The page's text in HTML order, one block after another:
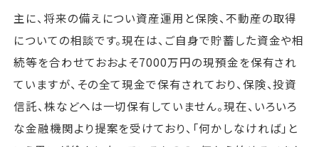
主に、将来の備えについ資産運用と保険、不動産の取得
についての相談です。現在は、ご自身で貯蓄した資金や相
続等を合わせておおよそ7000万円の現預金を保有され
ていますが、その全て現金で保有されており、保険、投資
信託、株などへは一切保有していません。現在、いろいろ
な金融機関より提案を受けており、「何かしなければ」と